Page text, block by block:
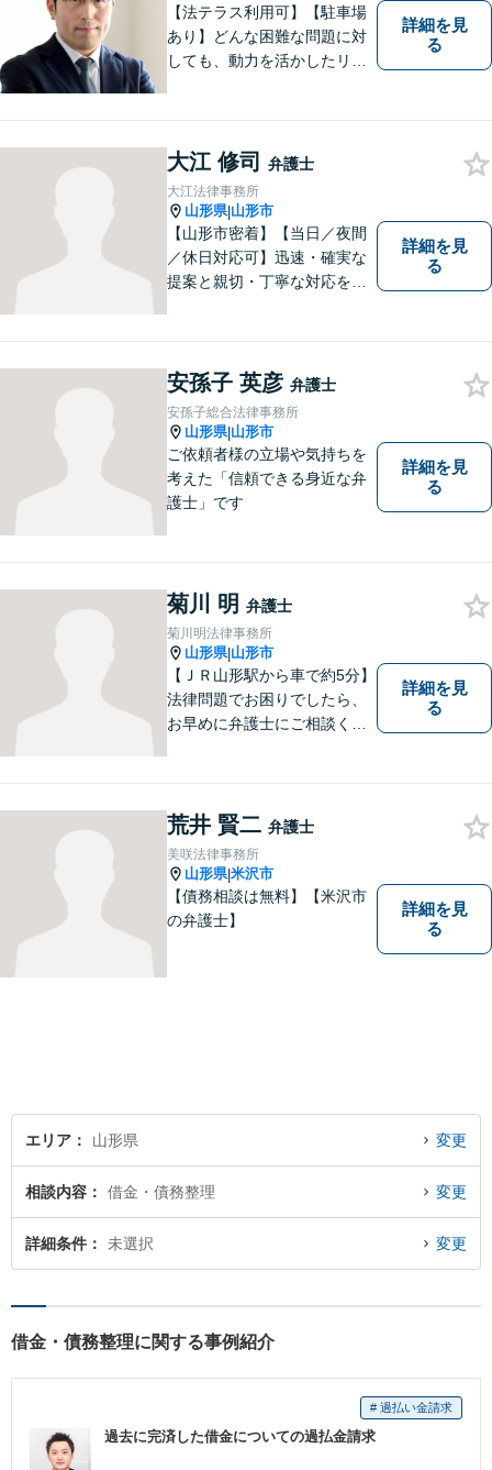
【法テラス利用可】【駐車場
あり】どんな困難な問題に対
しても、動力を活かしたリー
るよう努力することで早期解
決を目指します。 お気軽にご
相談ください。
詳細を見
る
大江 修司 弁護士
大江法律事務所
山形県|山形市
【山形市密着】【当日／夜間
／休日対応可】迅速・確実な
提案と親切・丁寧な対応をい
可】不安や問題について法的
リスクを説明し、見通しを立
て、より良い解決に導くお手
伝いをいたします。
詳細を見
る
安孫子 英彦 弁護士
安孫子総合法律事務所
山形県|山形市
ご依頼者様の立場や気持ちを
考えた「信頼できる身近な弁
護士」です
詳細を見
る
菊川 明 弁護士
菊川明法律事務所
山形県|山形市
【ＪＲ山形駅から車で約5分】
法律問題でお困りでしたら、
お早めに弁護士にご相談くだ
詳細を見
る
荒井 賢二 弁護士
美咲法律事務所
山形県|米沢市
【債務相談は無料】【米沢市
の弁護士】
詳細を見
る
エリア 山形県 変更
相談内容 借金・債務整理 変更
詳細条件 未選択 変更
借金・債務整理に関する事例紹介
# 過払い金請求
過去に完済した借金についての過払金請求